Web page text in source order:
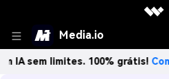
Media.io
limites. 100% grátis!Comece